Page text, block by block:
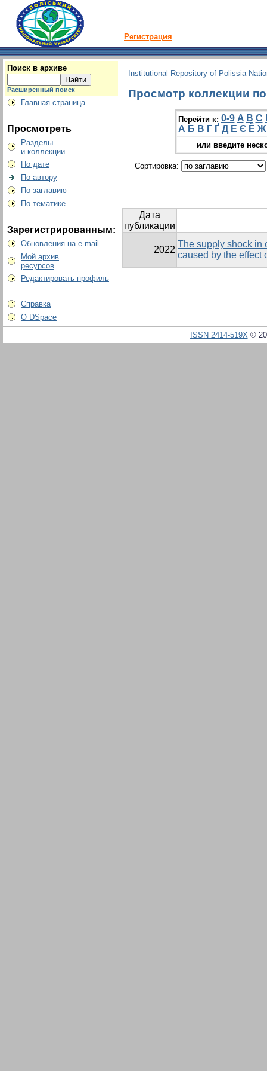
Регистрация
Поиск в архиве
Расширенный поиск
Главная страница
Просмотреть
Разделы
и коллекции
По дате
По автору
По заглавию
По тематике
Зарегистрированным:
Обновления на e-mail
Мой архив
ресурсов
Редактировать профиль
Справка
О DSpace
Institutional Repository of Polissia
Просмотр коллекции
Перейти к: 0-9 A B C
А Б В Г Ґ Д Е Є Ё Ж
или введите
Сортировка:
Дата
публикации
2022
The supply shock in
caused by the effect
ISSN 2414-519X©